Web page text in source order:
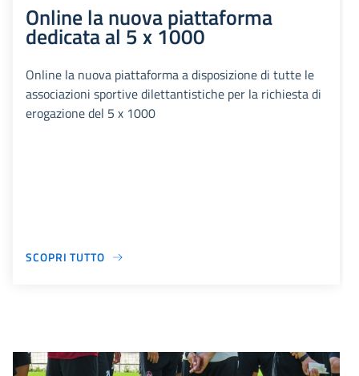
Online la nuova piattaforma
dedicata al 5 x 1000
Online la nuova piattaforma a disposizione di tutte le
associazioni sportive dilettantistiche per la richiesta di
erogazione del 5 x 1000
SCOPRI TUTTO